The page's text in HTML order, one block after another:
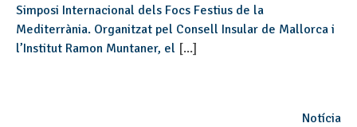
Simposi Internacional dels Focs Festius de la
Mediterrània. Organitzat pel Consell Insular de Mallorca i
l’Institut Ramon Muntaner, el [...]
Notícia